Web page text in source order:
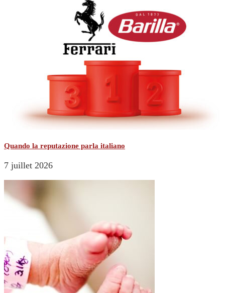
Quando la reputazione parla italiano
7 juillet 2026